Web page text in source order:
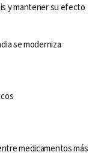
y mantener su efecto
se moderniza
medicamentos más